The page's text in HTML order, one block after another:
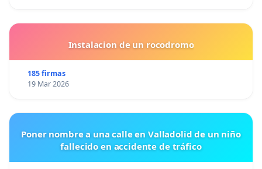
Instalacion de un rocodromo
185 firmas
19 Mar 2026
Poner nombre a una calle en Valladolid de un niño
fallecido en accidente de tráfico